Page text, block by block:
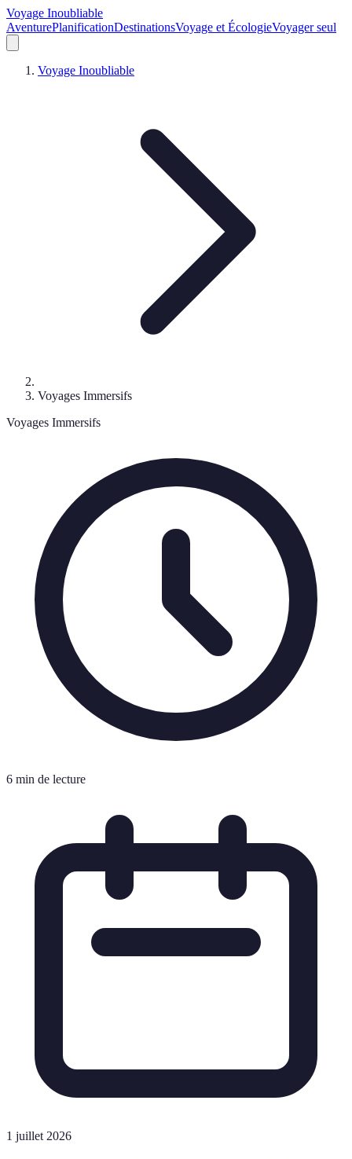
Voyage Inoubliable
AventurePlanificationDestinationsVoyage et ÉcologieVoyager seul
Voyage Inoubliable
Voyages Immersifs
Voyages Immersifs
6 min de lecture
1 juillet 2026